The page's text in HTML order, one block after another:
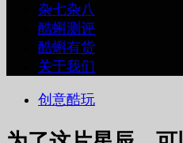
杂七杂八
酷蝌测评
酷蝌有货
关于我们
创意酷玩